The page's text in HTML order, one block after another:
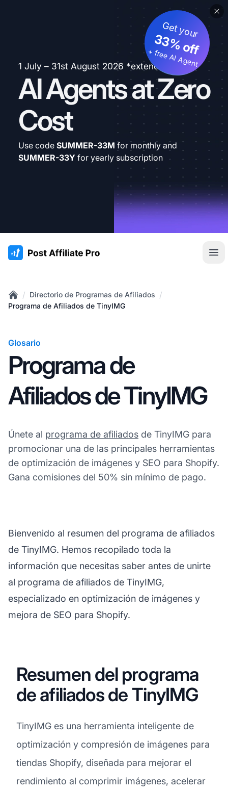
1 July – 31st August 2026 *extended
AI Agents at Zero
Cost
Get your
33% off
+ free AI Agent
Use code SUMMER-33M for monthly and
SUMMER-33Y for yearly subscription
:site.title
Home
/ Directorio de Programas de Afiliados /
Programa de Afiliados de TinyIMG
Glosario
Programa de
Afiliados de TinyIMG
Únete al programa de afiliados de TinyIMG para
promocionar una de las principales herramientas
de optimización de imágenes y SEO para Shopify.
Gana comisiones del 50% sin mínimo de pago.
Bienvenido al resumen del programa de afiliados
de TinyIMG. Hemos recopilado toda la
información que necesitas saber antes de unirte
al programa de afiliados de TinyIMG,
especializado en optimización de imágenes y
mejora de SEO para Shopify.
Resumen del programa
de afiliados de TinyIMG
TinyIMG es una herramienta inteligente de
optimización y compresión de imágenes para
tiendas Shopify, diseñada para mejorar el
rendimiento al comprimir imágenes, acelerar